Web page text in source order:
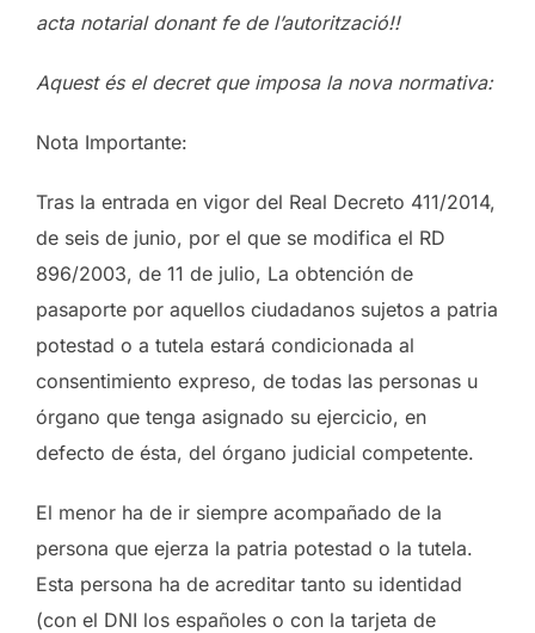
acta notarial donant fe de l’autorització!!
Aquest és el decret que imposa la nova normativa:
Nota Importante:
Tras la entrada en vigor del Real Decreto 411/2014,
de seis de junio, por el que se modifica el RD
896/2003, de 11 de julio, La obtención de
pasaporte por aquellos ciudadanos sujetos a patria
potestad o a tutela estará condicionada al
consentimiento expreso, de todas las personas u
órgano que tenga asignado su ejercicio, en
defecto de ésta, del órgano judicial competente.
El menor ha de ir siempre acompañado de la
persona que ejerza la patria potestad o la tutela.
Esta persona ha de acreditar tanto su identidad
(con el DNI los españoles o con la tarjeta de